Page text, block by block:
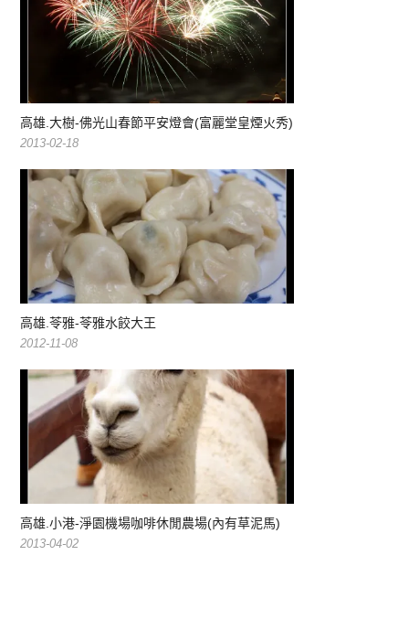
高雄.大樹-佛光山春節平安燈會(富麗堂皇煙火秀)
2013-02-18
高雄.苓雅-苓雅水餃大王
2012-11-08
高雄.小港-淨園機場咖啡休閒農場(內有草泥馬)
2013-04-02